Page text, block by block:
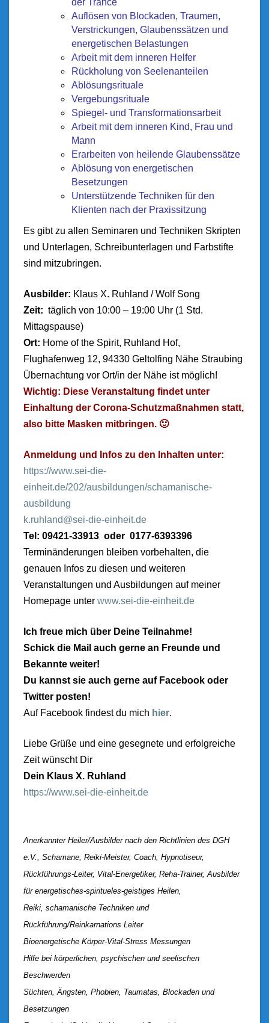
der Trance
Auflösen von Blockaden, Traumen,
Verstrickungen, Glaubenssätzen und
energetischen Belastungen
Arbeit mit dem inneren Helfer
Rückholung von Seelenanteilen
Ablösungsrituale
Vergebungsrituale
Spiegel- und Transformationsarbeit
Arbeit mit dem inneren Kind, Frau und
Mann
Erarbeiten von heilende Glaubenssätze
Ablösung von energetischen
Besetzungen
Unterstützende Techniken für den
Klienten nach der Praxissitzung
Es gibt zu allen Seminaren und Techniken Skripten
und Unterlagen, Schreibunterlagen und Farbstifte
sind mitzubringen.
Ausbilder: Klaus X. Ruhland / Wolf Song
Zeit: täglich von 10:00 – 19:00 Uhr (1 Std.
Mittagspause)
Ort: Home of the Spirit, Ruhland Hof,
Flughafenweg 12, 94330 Geltolfing Nähe Straubing
Übernachtung vor Ort/in der Nähe ist möglich!
Wichtig: Diese Veranstaltung findet unter
Einhaltung der Corona-Schutzmaßnahmen statt,
also bitte Masken mitbringen. 🙂
Anmeldung und Infos zu den Inhalten unter:
https://www.sei-die-
einheit.de/202/ausbildungen/schamanische-
ausbildung
k.ruhland@sei-die-einheit.de
Tel: 09421-33913 oder 0177-6393396
Terminänderungen bleiben vorbehalten, die
genauen Infos zu diesen und weiteren
Veranstaltungen und Ausbildungen auf meiner
Homepage unter www.sei-die-einheit.de
Ich freue mich über Deine Teilnahme!
Schick die Mail auch gerne an Freunde und
Bekannte weiter!
Du kannst sie auch gerne auf Facebook oder
Twitter posten!
Auf Facebook findest du mich hier.
Liebe Grüße und eine gesegnete und erfolgreiche
Zeit wünscht Dir
Dein Klaus X. Ruhland
https://www.sei-die-einheit.de
Anerkannter Heiler/Ausbilder nach den Richtlinien des DGH
e.V., Schamane, Reiki-Meister, Coach, Hypnotiseur,
Rückführungs-Leiter, Vital-Energetiker, Reha-Trainer, Ausbilder
für energetisches-spiritueles-geistiges Heilen,
Reiki, schamanische Techniken und
Rückführung/Reinkarnations Leiter
Bioenergetische Körper-Vital-Stress Messungen
Hilfe bei körperlichen, psychischen und seelischen
Beschwerden
Süchten, Ängsten, Phobien, Taumatas, Blockaden und
Besetzungen